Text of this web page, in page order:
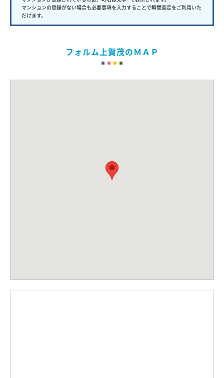
マンションの登録がない場合も必要事項を入力することで瞬間査定をご利用いた
だけます。
フォルム上賀茂のＭＡＰ